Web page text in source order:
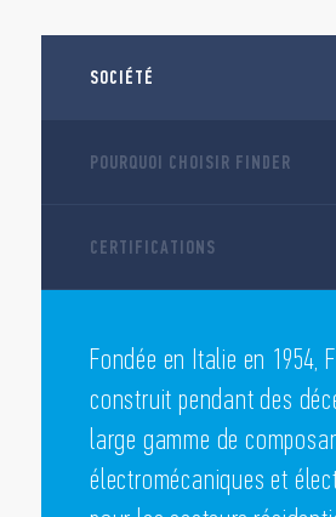
SOCIÉTÉ
POURQUOI CHOISIR FINDER
CERTIFICATIONS
Fondée en Italie en 1954,
construit pendant des
large gamme de
électromécaniques et